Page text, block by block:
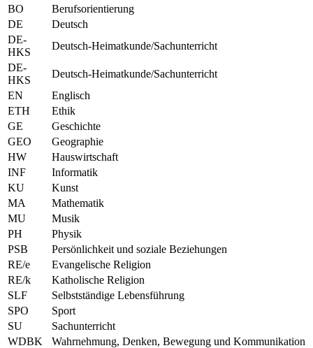
BO
Berufsorientierung
DE
Deutsch
DE-
HKS
Deutsch-Heimatkunde/Sachunterricht
DE-
HKS
Deutsch-Heimatkunde/Sachunterricht
EN
Englisch
ETH
Ethik
GE
Geschichte
GEO
Geographie
HW
Hauswirtschaft
INF
Informatik
KU
Kunst
MA
Mathematik
MU
Musik
PH
Physik
PSB
Persönlichkeit und soziale Beziehungen
RE/e
Evangelische Religion
RE/k
Katholische Religion
SLF
Selbstständige Lebensführung
SPO
Sport
SU
Sachunterricht
WDBK
Wahrnehmung, Denken, Bewegung und Kommunikation